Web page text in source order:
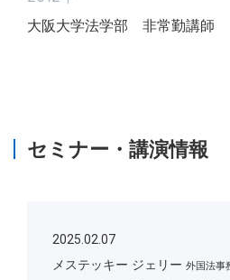
大阪大学法学部 非常勤講師
セミナー・講演情報
2025.02.07
メステッキー ジェリー 外国法事